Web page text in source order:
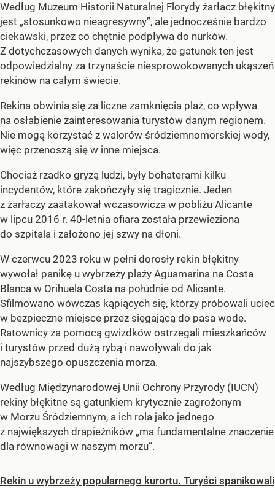
Według Muzeum Historii Naturalnej Florydy żarłacz błękitny
jest „stosunkowo nieagresywny”, ale jednocześnie bardzo
ciekawski, przez co chętnie podpływa do nurków.
Z dotychczasowych danych wynika, że gatunek ten jest
odpowiedzialny za trzynaście niesprowokowanych ukąszeń
rekinów na całym świecie.
Rekina obwinia się za liczne zamknięcia plaż, co wpływa
na osłabienie zainteresowania turystów danym regionem.
Nie mogą korzystać z walorów śródziemnomorskiej wody,
więc przenoszą się w inne miejsca.
Chociaż rzadko gryzą ludzi, były bohaterami kilku
incydentów, które zakończyły się tragicznie. Jeden
z żarłaczy zaatakował wczasowicza w pobliżu Alicante
w lipcu 2016 r. 40-letnia ofiara została przewieziona
do szpitala i założono jej szwy na dłoni.
W czerwcu 2023 roku w pełni dorosły rekin błękitny
wywołał panikę u wybrzeży plaży Aguamarina na Costa
Blanca w Orihuela Costa na południe od Alicante.
Sfilmowano wówczas kąpiących się, którzy próbowali uciec
w bezpieczne miejsce przez sięgającą do pasa wodę.
Ratownicy za pomocą gwizdków ostrzegali mieszkańców
i turystów przed dużą rybą i nawoływali do jak
najszybszego opuszczenia morza.
Według Międzynarodowej Unii Ochrony Przyrody (IUCN)
rekiny błękitne są gatunkiem krytycznie zagrożonym
w Morzu Śródziemnym, a ich rola jako jednego
z największych drapieżników „ma fundamentalne znaczenie
dla równowagi w naszym morzu”.
Rekin u wybrzeży popularnego kurortu. Turyści spanikowali